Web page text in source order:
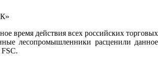
время действия всех российских торговых
лесопромышленники расценили данное